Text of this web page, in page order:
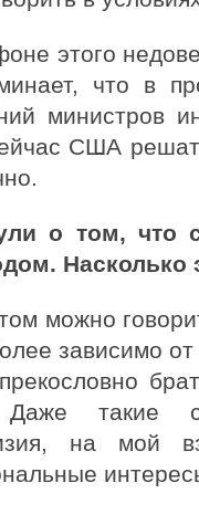
этого
что в
министров
США
о том, что
Насколько
можно
зависимо
такие
на мой